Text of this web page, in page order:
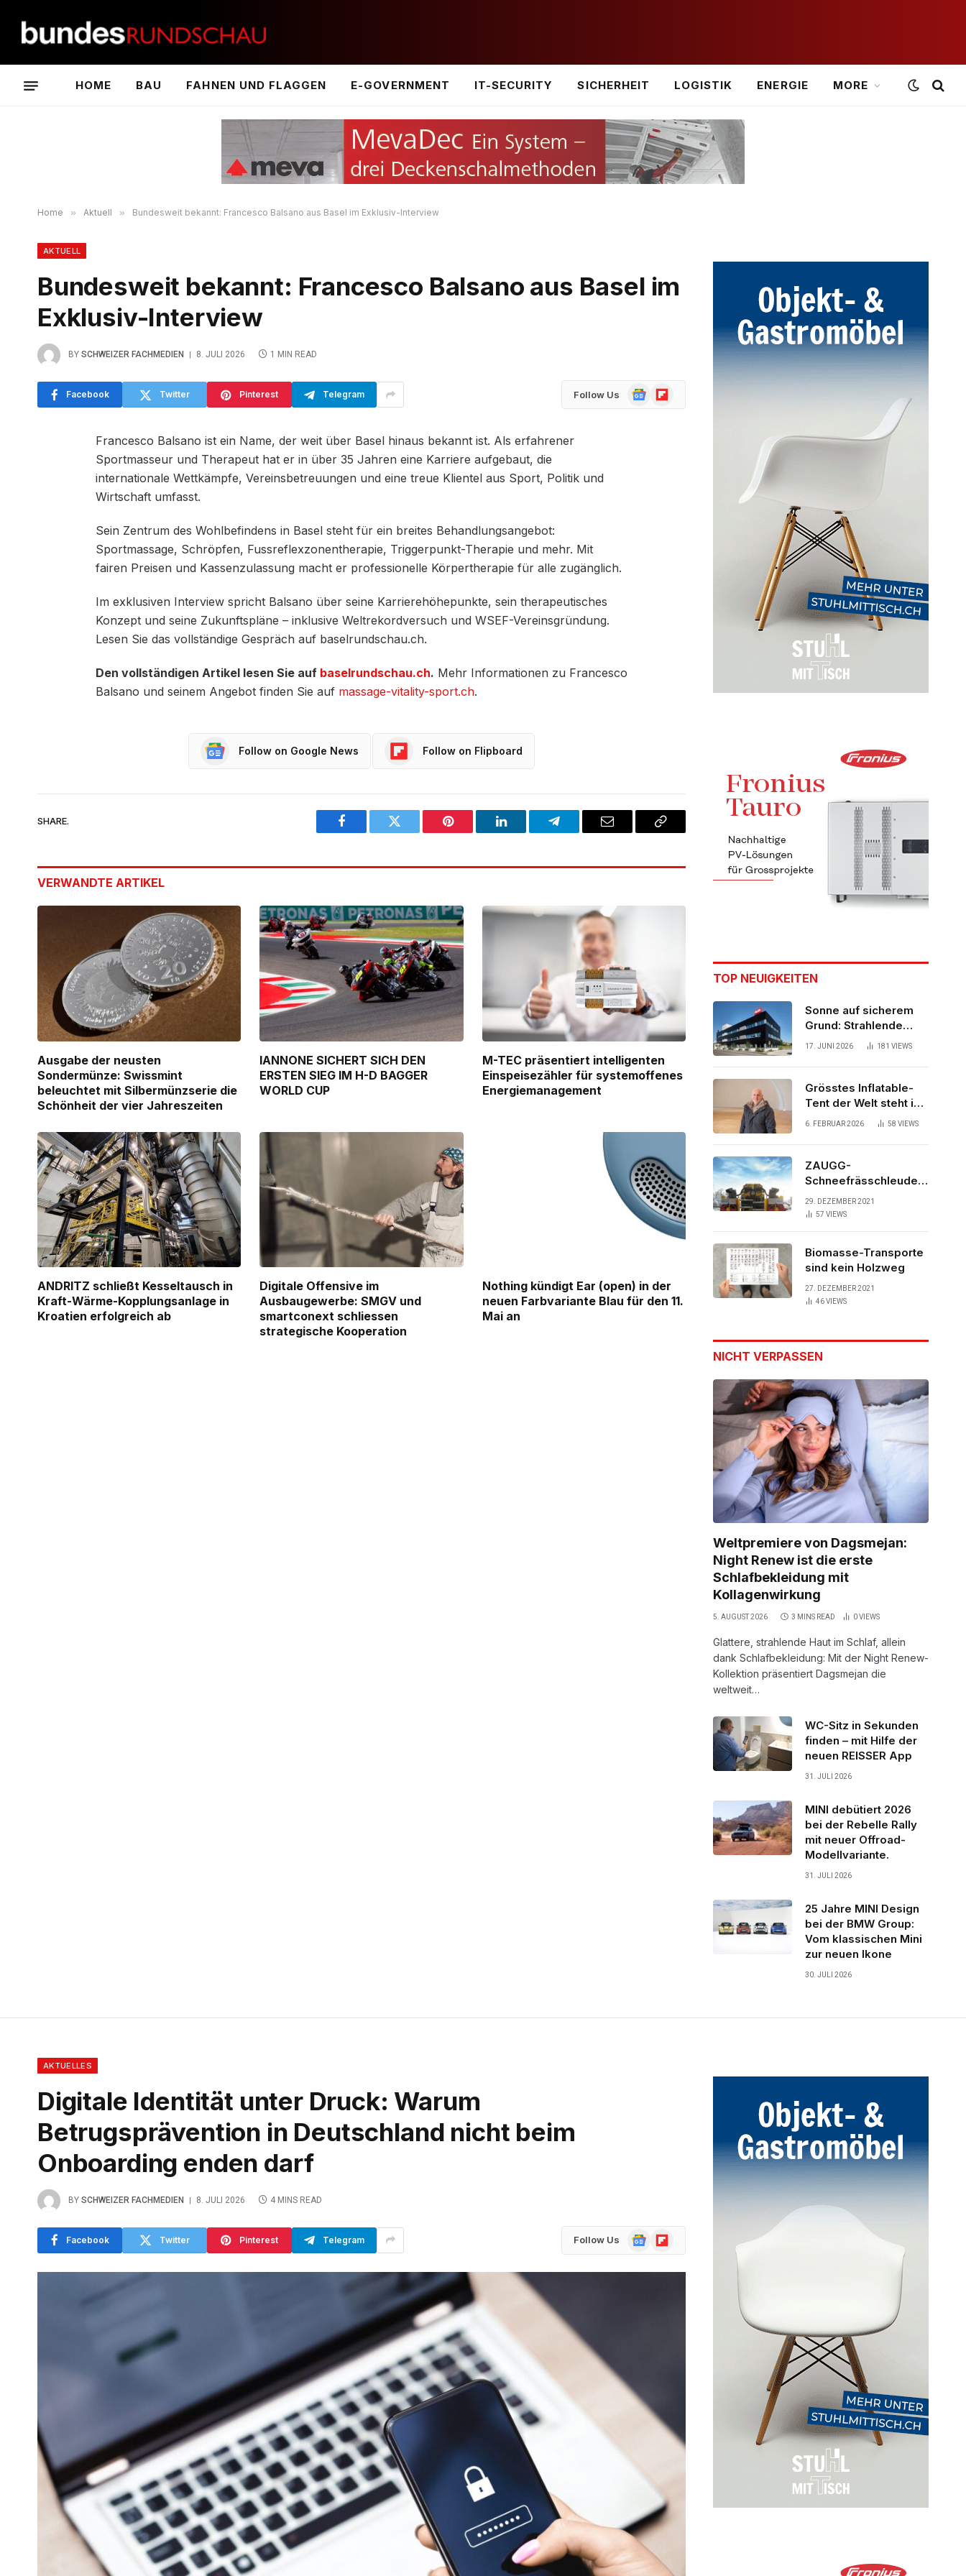
HOME BAU FAHNEN UND FLAGGEN E-GOVERNMENT IT-SECURITY SICHERHEIT LOGISTIK ENERGIE MORE
Home » Aktuell » Bundesweit bekannt: Francesco Balsano aus Basel im Exklusiv-Interview
AKTUELL
Bundesweit bekannt: Francesco Balsano aus Basel im
Exklusiv-Interview
BY SCHWEIZER FACHMEDIEN 8. JULI 2026 1 MIN READ
Facebook Twitter Pinterest Telegram Follow Us
GoogleFlipboard
Francesco Balsano ist ein Name, der weit über Basel hinaus bekannt ist. Als erfahrener
Sportmasseur und Therapeut hat er in über 35 Jahren eine Karriere aufgebaut, die
internationale Wettkämpfe, Vereinsbetreuungen und eine treue Klientel aus Sport, Politik und
Wirtschaft umfasst.
Sein Zentrum des Wohlbefindens in Basel steht für ein breites Behandlungsangebot:
Sportmassage, Schröpfen, Fussreflexzonentherapie, Triggerpunkt-Therapie und mehr. Mit
fairen Preisen und Kassenzulassung macht er professionelle Körpertherapie für alle zugänglich.
Im exklusiven Interview spricht Balsano über seine Karrierehöhepunkte, sein therapeutisches
Konzept und seine Zukunftspläne – inklusive Weltrekordversuch und WSEF-Vereinsgründung.
Lesen Sie das vollständige Gespräch auf baselrundschau.ch.
Den vollständigen Artikel lesen Sie auf baselrundschau.ch. Mehr Informationen zu Francesco
Balsano und seinem Angebot finden Sie auf massage-vitality-sport.ch.
Follow on Google News Follow on Flipboard
SHARE.
Facebook Twitter Pinterest LinkedIn Telegram Email
Copy
VERWANDTE ARTIKEL
Ausgabe der neusten
Sondermünze: Swissmint
beleuchtet mit Silbermünzserie die
Schönheit der vier Jahreszeiten
IANNONE SICHERT SICH DEN
ERSTEN SIEG IM H-D BAGGER
WORLD CUP
M-TEC präsentiert intelligenten
Einspeisezähler für systemoffenes
Energiemanagement
ANDRITZ schließt Kesseltausch in
Kraft-Wärme-Kopplungsanlage in
Kroatien erfolgreich ab
Digitale Offensive im
Ausbaugewerbe: SMGV und
smartconext schliessen
strategische Kooperation
Nothing kündigt Ear (open) in der
neuen Farbvariante Blau für den 11.
Mai an
TOP NEUIGKEITEN
Sonne auf sicherem
Grund: Strahlende
Aussichten für neues
17. JUNI 2026 181 VIEWS
Grösstes Inflatable-
Tent der Welt steht in
der Schweiz
6. FEBRUAR 2026 58 VIEWS
ZAUGG-
Schneefrässchleuder
ZRR10000M räumt den
Schnee auf
29. DEZEMBER 2021
57 VIEWS
Biomasse-Transporte
sind kein Holzweg
27. DEZEMBER 2021
46VIEWS
NICHT VERPASSEN
Weltpremiere von Dagsmejan:
Night Renew ist die erste
Schlafbekleidung mit
Kollagenwirkung
5. AUGUST 2026 3 MINS READ 0VIEWS
Glattere, strahlende Haut im Schlaf, allein
dank Schlafbekleidung: Mit der Night Renew-
Kollektion präsentiert Dagsmejan die
weltweit…
WC-Sitz in Sekunden
finden – mit Hilfe der
neuen REISSER App
31. JULI 2026
MINI debütiert 2026
bei der Rebelle Rally
mit neuer Offroad-
Modellvariante.
31. JULI 2026
25 Jahre MINI Design
bei der BMW Group:
Vom klassischen Mini
zur neuen Ikone
30. JULI 2026
AKTUELLES
Digitale Identität unter Druck: Warum
Betrugsprävention in Deutschland nicht beim
Onboarding enden darf
BY SCHWEIZER FACHMEDIEN 8. JULI 2026 4 MINS READ
Facebook Twitter Pinterest Telegram Follow Us
GoogleFlipboard